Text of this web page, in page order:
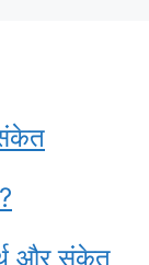
और संकेत